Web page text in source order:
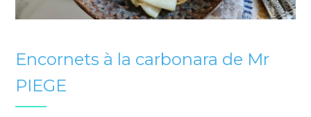
Encornets à la carbonara de Mr
PIEGE